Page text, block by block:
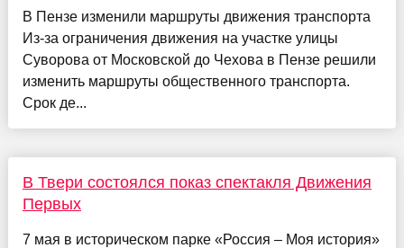
В Пензе изменили маршруты движения транспорта
Из-за ограничения движения на участке улицы
Суворова от Московской до Чехова в Пензе решили
изменить маршруты общественного транспорта.
Срок де...
В Твери состоялся показ спектакля Движения
Первых
7 мая в историческом парке «Россия – Моя история»